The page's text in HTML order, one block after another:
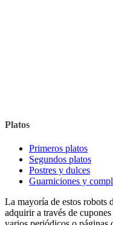
Platos
Primeros platos
Segundos platos
Postres y dulces
Guarniciones y
La mayoría de estos robots
adquirir a través de